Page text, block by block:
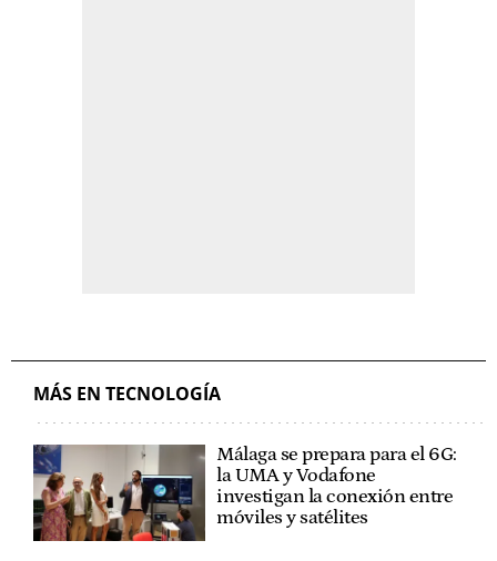
MÁS EN TECNOLOGÍA
Málaga se prepara para el 6G:
la UMA y Vodafone
investigan la conexión entre
móviles y satélites